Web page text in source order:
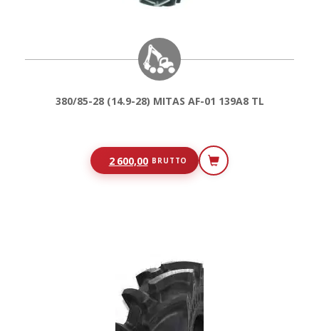
380/85-28 (14.9-28) MITAS AF-01 139A8 TL
2 600,00 BRUTTO